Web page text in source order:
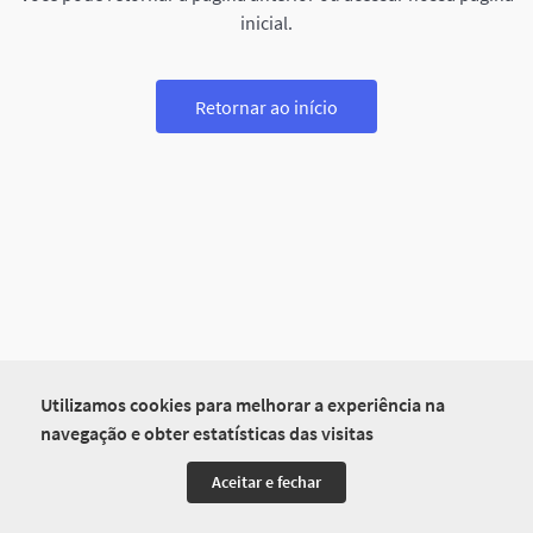
Utilizamos cookies para melhorar a experiência na
navegação e obter estatísticas das visitas
Aceitar e fechar
inicial.
Retornar ao início